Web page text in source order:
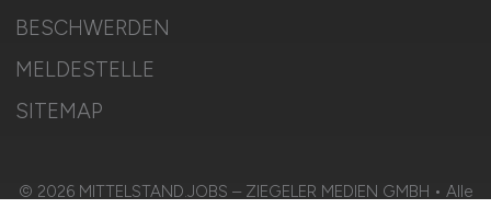
BESCHWERDEN
MELDESTELLE
SITEMAP
© 2026 MITTELSTAND.JOBS – ZIEGELER MEDIEN GMBH • Alle